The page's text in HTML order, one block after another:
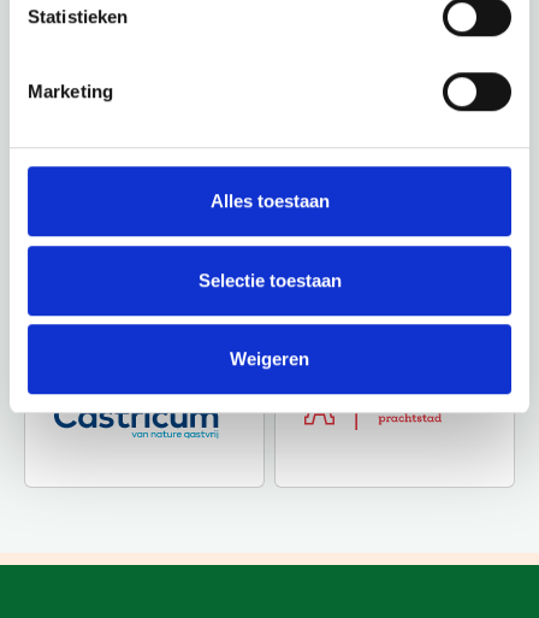
Statistieken
Marketing
Alles toestaan
Selectie toestaan
Weigeren